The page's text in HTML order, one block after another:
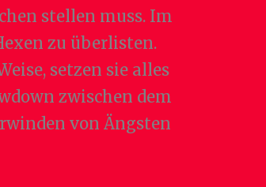
stellen muss. Im
zu überlisten.
setzen sie alles
zwischen dem
von Ängsten